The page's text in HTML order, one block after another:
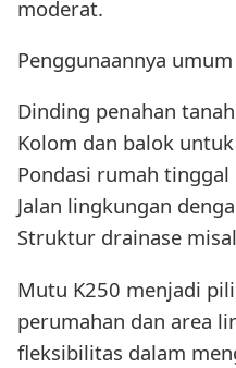
moderat.
Penggunaannya
Dinding penahan tanah
Kolom dan balok
Pondasi rumah tinggal
Jalan lingkungan
Struktur drainase
Mutu K250 menjadi
perumahan dan area
fleksibilitas dalam